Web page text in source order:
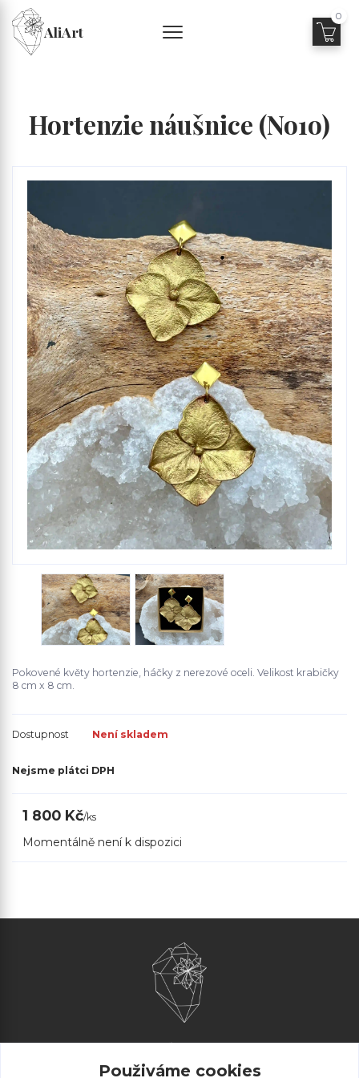
AliArt
0
Hortenzie náušnice (No1o)
Pokovené květy hortenzie, háčky z nerezové oceli. Velikost krabičky
8 cm x 8 cm.
Dostupnost Není skladem
Nejsme plátci DPH
1 800 Kč/ks
Momentálně není k dispozici
AliArt
Použiváme cookies